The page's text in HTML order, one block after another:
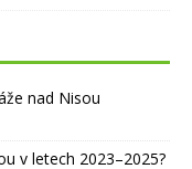
nad Nisou
v letech 2023–2025?